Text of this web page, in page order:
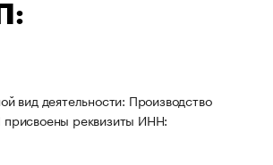
вид деятельности: Производство
присвоены реквизиты ИНН: